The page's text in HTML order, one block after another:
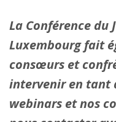
La Conférence du
Luxembourg fait
consœurs et
intervenir en tant
webinars et nos